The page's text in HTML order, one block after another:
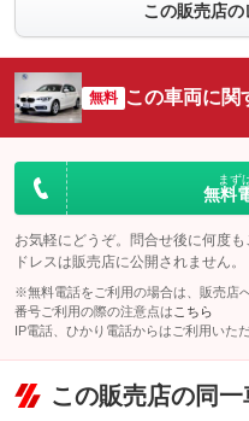
この販売店
無料 この車両に関
まず
無料
お気軽にどうぞ。問合せ後に何度
ドレスは販売店に公開されません。
※無料電話をご利用の場合は、販売店
番号ご利用の際の注意点は こちら
IP電話、ひかり電話からはご利用いた
この販売店の同一